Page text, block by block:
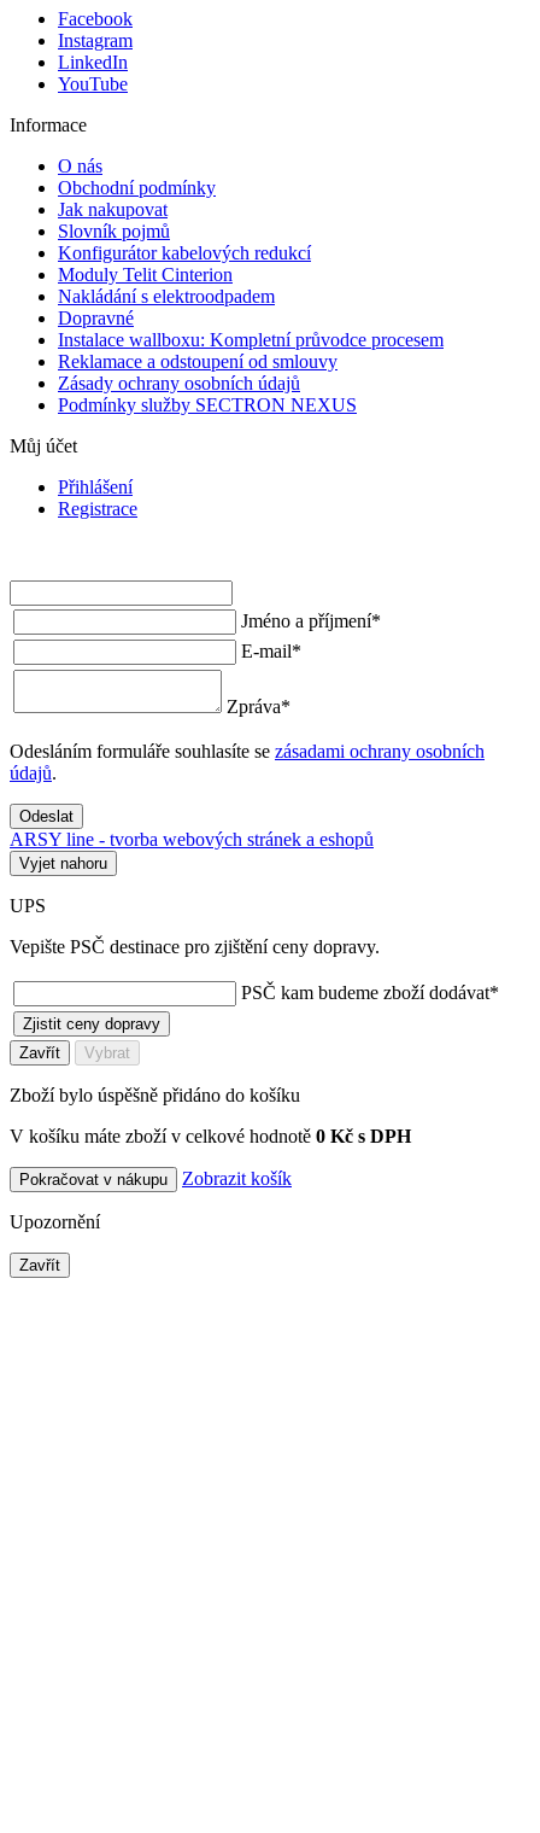
Facebook
Instagram
LinkedIn
YouTube
Informace
O nás
Obchodní podmínky
Jak nakupovat
Slovník pojmů
Konfigurátor kabelových redukcí
Moduly Telit Cinterion
Nakládání s elektroodpadem
Dopravné
Instalace wallboxu: Kompletní průvodce procesem
Reklamace a odstoupení od smlouvy
Zásady ochrany osobních údajů
Podmínky služby SECTRON NEXUS
Můj účet
Přihlášení
Registrace
Jméno a příjmení*
E-mail*
Zpráva*
Odesláním formuláře souhlasíte se zásadami ochrany osobních
údajů.
Odeslat
ARSY line - tvorba webových stránek a eshopů
Vyjet nahoru
UPS
Vepište PSČ destinace pro zjištění ceny dopravy.
PSČ kam budeme zboží dodávat*
Zjistit ceny dopravy
Zavřít
Vybrat
Zboží bylo úspěšně přidáno do košíku
V košíku máte zboží v celkové hodnotě 0 Kč s DPH
Pokračovat v nákupu Zobrazit košík
Upozornění
Zavřít